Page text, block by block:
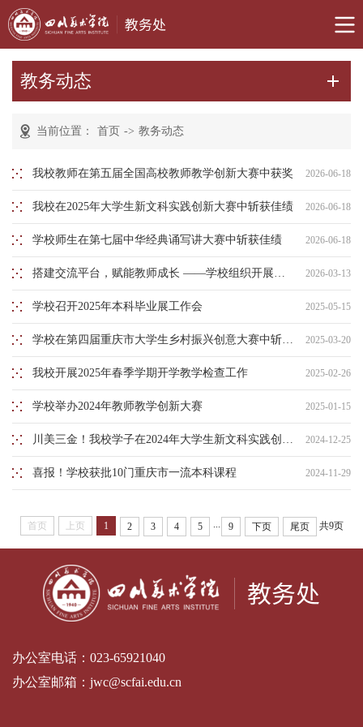
教务动态
当前位置： 首页 -> 教务动态
我校教师在第五届全国高校教师教学创新大赛中获奖 2026-06-18
我校在2025年大学生新文科实践创新大赛中斩获佳绩 2026-06-18
学校师生在第七届中华经典诵写讲大赛中斩获佳绩 2026-06-18
搭建交流平台，赋能教师成长 ——学校组织开展教师教学创新大赛专题培训 2026-03-13
学校召开2025年本科毕业展工作会 2025-05-15
学校在第四届重庆市大学生乡村振兴创意大赛中斩获佳绩 2025-03-20
我校开展2025年春季学期开学教学检查工作 2025-02-26
学校举办2024年教师教学创新大赛 2025-01-15
川美三金！我校学子在2024年大学生新文科实践创新大赛中斩获佳绩 2024-12-25
喜报！学校获批10门重庆市一流本科课程 2024-11-29
首页 上页 1 2 3 4 5 ... 9 下页 尾页 共9页
办公室电话： 023-65921040
办公室邮箱： jwc@scfai.edu.cn